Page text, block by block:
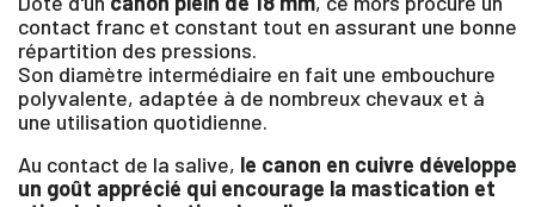
contact franc et constant tout en assurant une bonne
répartition des pressions.
Son diamètre intermédiaire en fait une embouchure
polyvalente, adaptée à de nombreux chevaux et à
une utilisation quotidienne.
Au contact de la salive, le canon en cuivre développe
un goût apprécié qui encourage la mastication et